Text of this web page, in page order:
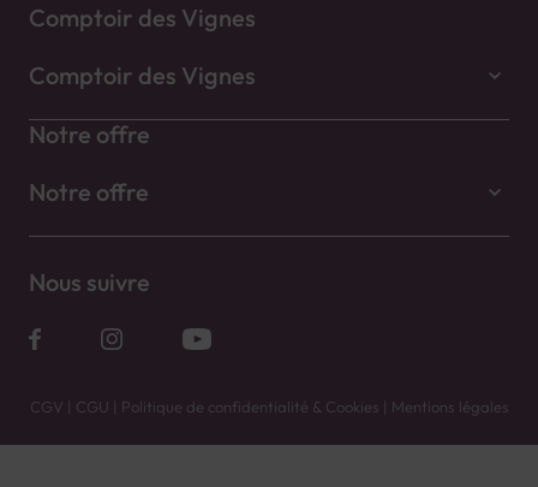
Comptoir des Vignes
Comptoir des Vignes
Notre offre
Notre offre
Nous suivre
CGV | CGU | Politique de confidentialité & Cookies | Mentions légales